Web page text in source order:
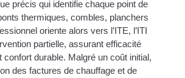
précis qui identifie chaque point de
thermiques, combles, planchers
oriente alors vers l’ITE, l’ITI
partielle, assurant efficacité
confort durable. Malgré un coût initial,
des factures de chauffage et de